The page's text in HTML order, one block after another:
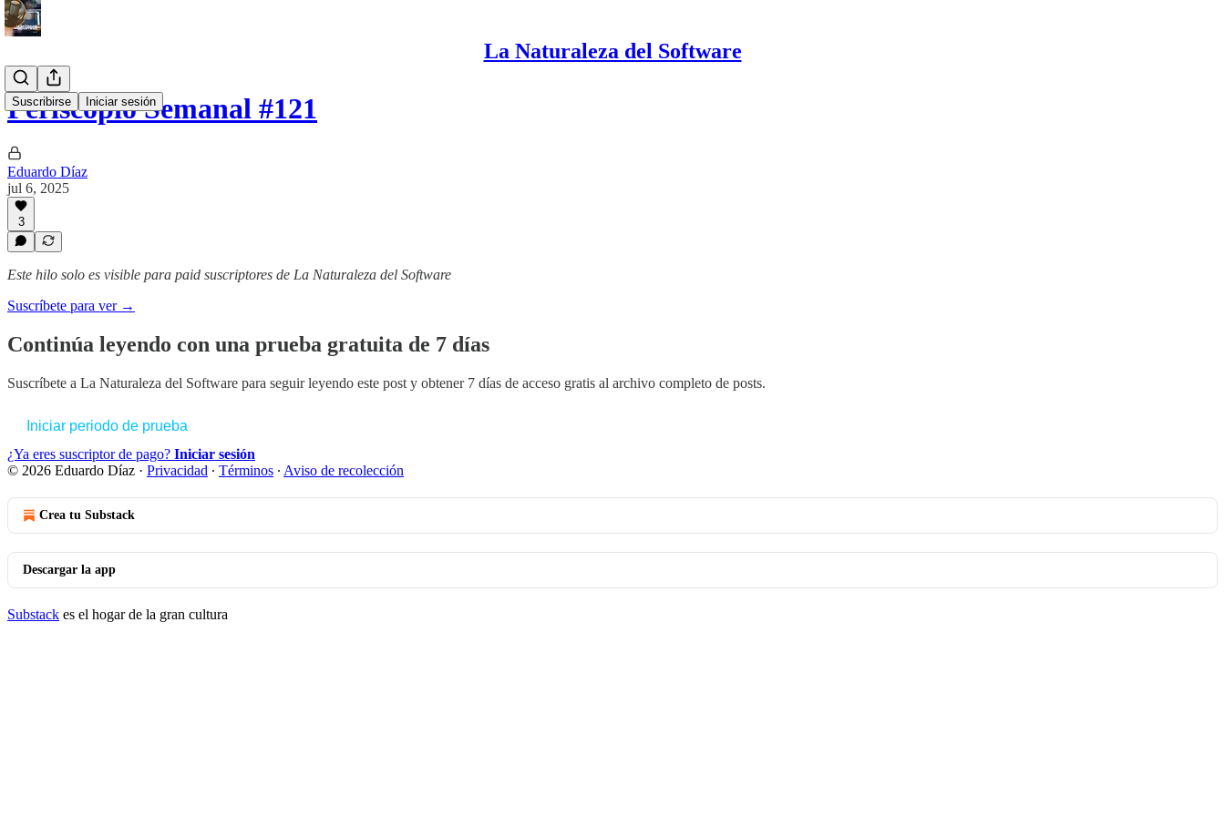
La Naturaleza del Software
Suscribirse Iniciar sesión
Periscopio Semanal #121
Eduardo Díaz
jul 6, 2025
3
Este hilo solo es visible para paid suscriptores de La Naturaleza del Software
Suscríbete para ver →
Continúa leyendo con una prueba gratuita de 7 días
Suscríbete a La Naturaleza del Software para seguir leyendo este post y obtener 7 días de acceso gratis al archivo completo de posts.
Iniciar periodo de prueba
¿Ya eres suscriptor de pago? Iniciar sesión
© 2026 Eduardo Díaz · Privacidad ∙ Términos ∙ Aviso de recolección
Crea tu Substack
Descargar la app
Substack es el hogar de la gran cultura